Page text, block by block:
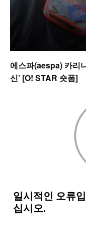
에스파(aespa) 카리
신’ [O! STAR 숏폼]